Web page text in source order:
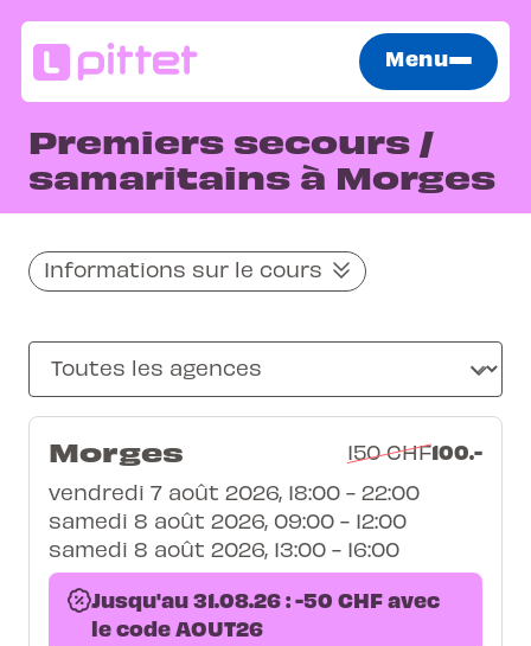
Menu
Premiers secours /
samaritains à Morges
Informations sur le cours
Morges 150 CHF100.-
vendredi 7 août 2026, 18:00 - 22:00
samedi 8 août 2026, 09:00 - 12:00
samedi 8 août 2026, 13:00 - 16:00
Jusqu'au 31.08.26 : -50 CHF avec
le code AOUT26